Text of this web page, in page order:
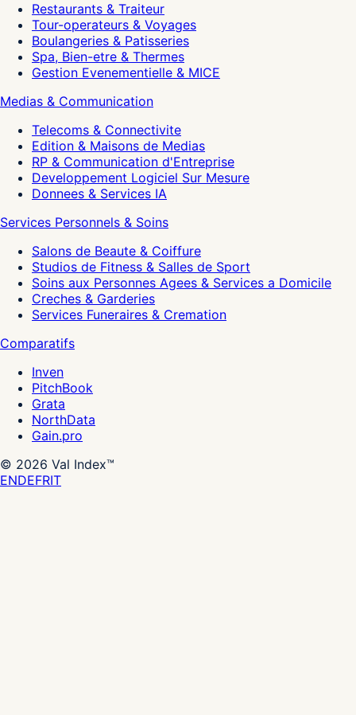
Restaurants & Traiteur
Tour-operateurs & Voyages
Boulangeries & Patisseries
Spa, Bien-etre & Thermes
Gestion Evenementielle & MICE
Medias & Communication
Telecoms & Connectivite
Edition & Maisons de Medias
RP & Communication d'Entreprise
Developpement Logiciel Sur Mesure
Donnees & Services IA
Services Personnels & Soins
Salons de Beaute & Coiffure
Studios de Fitness & Salles de Sport
Soins aux Personnes Agees & Services a Domicile
Creches & Garderies
Services Funeraires & Cremation
Comparatifs
Inven
PitchBook
Grata
NorthData
Gain.pro
© 2026 Val Index™
ENDEFRIT